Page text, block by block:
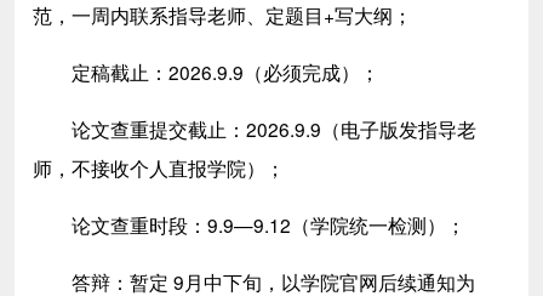
范，一周内联系指导老师、定题目+写大纲；
定稿截止：2026.9.9（必须完成）；
论文查重提交截止：2026.9.9（电子版发指导老
师，不接收个人直报学院）；
论文查重时段：9.9—9.12（学院统一检测）；
答辩：暂定 9月中下旬，以学院官网后续通知为